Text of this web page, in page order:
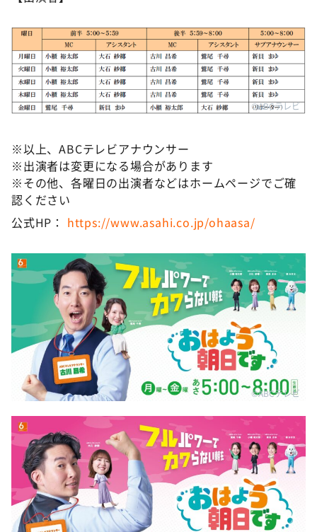
©ABCテレビ
※以上、ABCテレビアナウンサー
※出演者は変更になる場合があります
※その他、各曜日の出演者などはホームページでご確
認ください
公式HP： https://www.asahi.co.jp/ohaasa/
©ABCテレビ